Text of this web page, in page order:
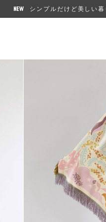
シンプルだけど美しい